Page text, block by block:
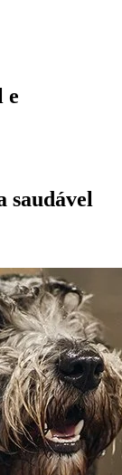
e
saudável